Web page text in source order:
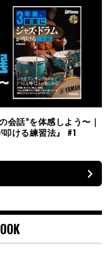
会話”を体感しよう〜｜
ける練習法』 #1